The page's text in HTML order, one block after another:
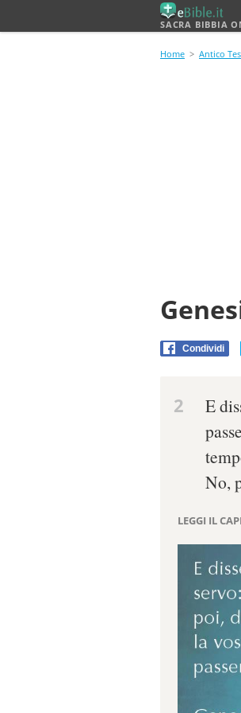
SACRA BIBBIA
Home > Antico
Condividi
2
E
No,
LEGGI IL